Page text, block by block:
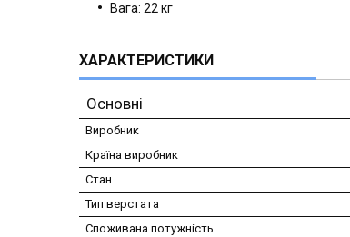
Вага: 22 кг
ХАРАКТЕРИСТИКИ
Основні
Виробник
Країна виробник
Стан
Тип верстата
Споживана потужність